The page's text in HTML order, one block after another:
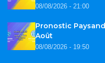
08/08/2026 - 21:00
Pronostic
Août
08/08/2026 - 19:50